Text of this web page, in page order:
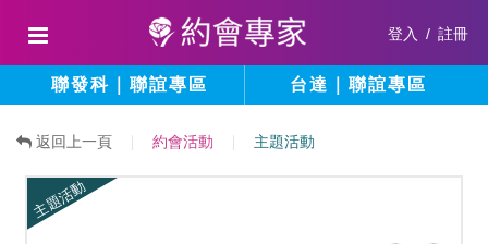
登入 / 註冊
聯發科｜聯誼專區 台達｜聯誼專區
返回上一頁 約會活動 主題活動
主題活動